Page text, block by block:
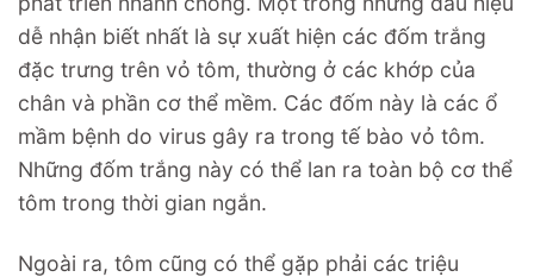
dễ nhận biết nhất là sự xuất hiện các đốm trắng
đặc trưng trên vỏ tôm, thường ở các khớp của
chân và phần cơ thể mềm. Các đốm này là các ổ
mầm bệnh do virus gây ra trong tế bào vỏ tôm.
Những đốm trắng này có thể lan ra toàn bộ cơ thể
tôm trong thời gian ngắn.
Ngoài ra, tôm cũng có thể gặp phải các triệu